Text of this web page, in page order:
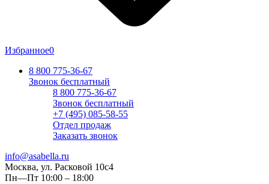
Избранное0
8 800 775-36-67
Звонок бесплатный
8 800 775-36-67
Звонок бесплатный
+7 (495) 085-58-55
Отдел продаж
Заказать звонок
info@asabella.ru
Москва, ул. Расковой 10с4
Пн—Пт 10:00 – 18:00